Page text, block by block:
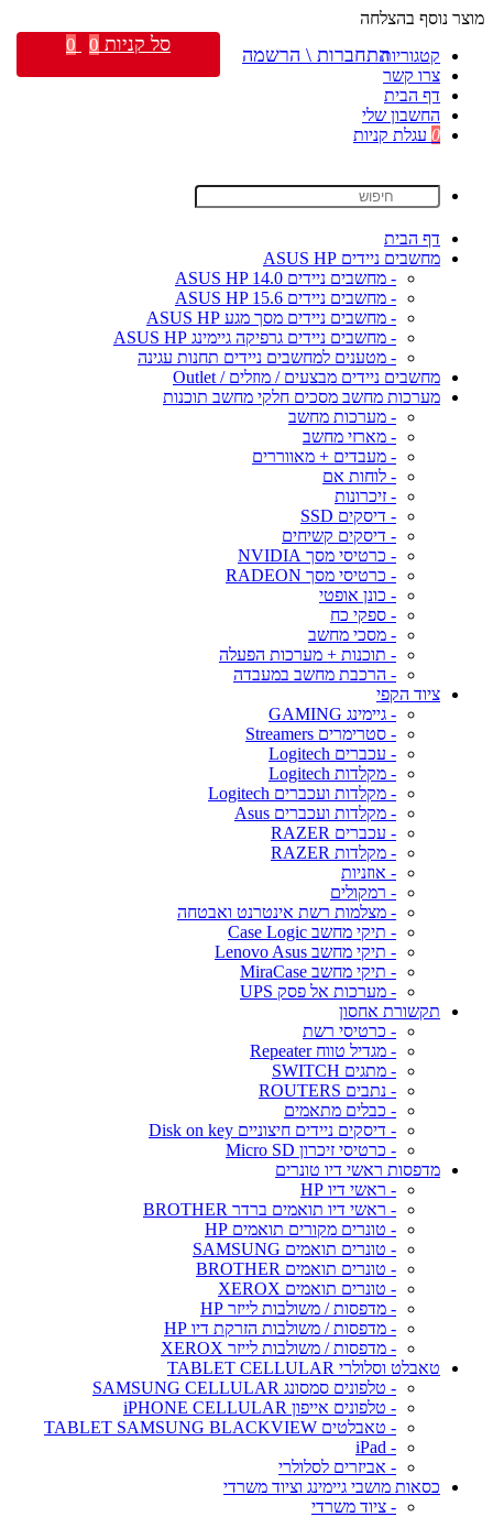
מוצר נוסף בהצלחה
קטגוריות
צרו קשר
דף הבית
החשבון שלי
0 עגלת קניות
דף הבית
מחשבים ניידים ASUS HP
- מחשבים ניידים ASUS HP 14.0
- מחשבים ניידים ASUS HP 15.6
- מחשבים ניידים מסך מגע ASUS HP
- מחשבים ניידים גרפיקה גיימינג ASUS HP
- מטענים למחשבים ניידים תחנות עגינה
מחשבים ניידים מבצעים / מוזלים / Outlet
מערכות מחשב מסכים חלקי מחשב תוכנות
- מערכות מחשב
- מארזי מחשב
- מעבדים + מאווררים
- לוחות אם
- זיכרונות
- דיסקים SSD
- דיסקים קשיחים
- כרטיסי מסך NVIDIA
- כרטיסי מסך RADEON
- כונן אופטי
- ספקי כח
- מסכי מחשב
- תוכנות + מערכות הפעלה
- הרכבת מחשב במעבדה
ציוד הקפי
- גיימינג GAMING
- סטרימרים Streamers
- עכברים Logitech
- מקלדות Logitech
- מקלדות ועכברים Logitech
- מקלדות ועכברים Asus
- עכברים RAZER
- מקלדות RAZER
- אוזניות
- רמקולים
- מצלמות רשת אינטרנט ואבטחה
- תיקי מחשב Case Logic
- תיקי מחשב Lenovo Asus
- תיקי מחשב MiraCase
- מערכות אל פסק UPS
תקשורת אחסון
- כרטיסי רשת
- מגדיל טווח Repeater
- מתגים SWITCH
- נתבים ROUTERS
- כבלים מתאמים
- דיסקים ניידים חיצוניים Disk on key
- כרטיסי זיכרון Micro SD
מדפסות ראשי דיו טונרים
- ראשי דיו HP
- ראשי דיו תואמים ברדר BROTHER
- טונרים מקורים תואמים HP
- טונרים תואמים SAMSUNG
- טונרים תואמים BROTHER
- טונרים תואמים XEROX
- מדפסות / משולבות לייזר HP
- מדפסות / משולבות הזרקת דיו HP
- מדפסות / משולבות לייזר XEROX
טאבלט וסלולרי TABLET CELLULAR
- טלפונים סמסונג SAMSUNG CELLULAR
- טלפונים אייפון iPHONE CELLULAR
- טאבלטים TABLET SAMSUNG BLACKVIEW
- iPad
- אביזרים לסלולרי
כסאות מושבי גיימינג וציוד משרדי
- ציוד משרדי
התחברות \ הרשמה סל קניות 0
0